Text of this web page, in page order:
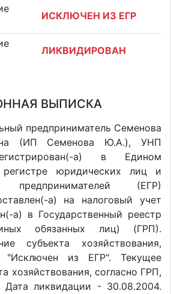
ИСКЛЮЧЕН ИЗ ЕГР
ЛИКВИДИРОВАН
ВЫПИСКА
предприниматель Семенова
(ИП Семенова Ю.А.), УНП
а) в Едином
регистре юридических лиц и
предпринимателей (ЕГР)
a) на налоговый учет
a) в Государственный реестр
обязанных лиц) (ГРП).
субъекта хозяйствования,
из ЕГР". Текущее
хозяйствования, согласно ГРП,
Дата ликвидации - 30.08.2004.